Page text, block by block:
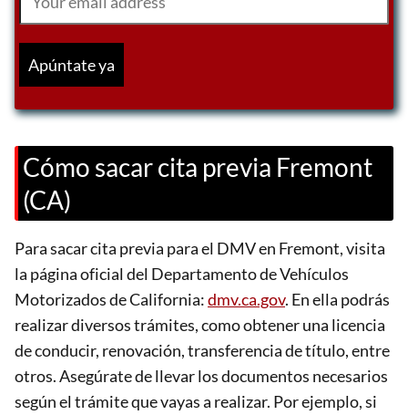
Cómo sacar cita previa Fremont
(CA)
Para sacar cita previa para el DMV en Fremont, visita
la página oficial del Departamento de Vehículos
Motorizados de California:dmv.ca.gov. En ella podrás
realizar diversos trámites, como obtener una licencia
de conducir, renovación, transferencia de título, entre
otros. Asegúrate de llevar los documentos necesarios
según el trámite que vayas a realizar. Por ejemplo, si